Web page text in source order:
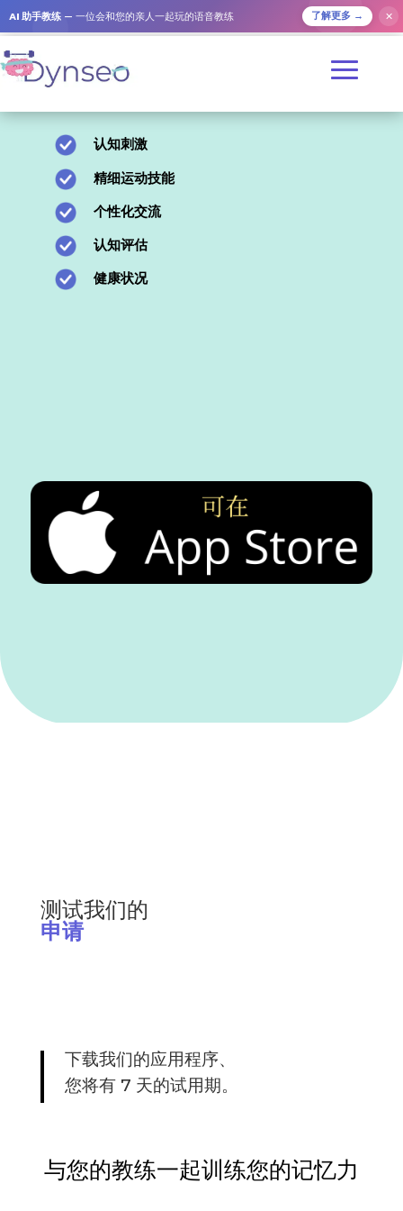
AI 助手教练 — 一位会和您的亲人一起玩的语音教练 了解更多 → ✕
与DYNSEO
认知刺激
精细运动技能
个性化交流
认知评估
健康状况
测试我们的
申请
下载我们的应用程序、
您将有 7 天的试用期。
与您的教练一起训练您的记忆力